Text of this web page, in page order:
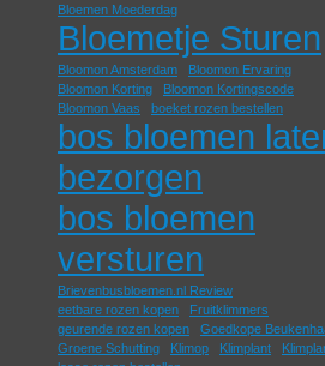
Bloemen Moederdag
Bloemetje Sturen
Bloomon Amsterdam
Bloomon Ervaring
Bloomon Korting
Bloomon Kortingscode
Bloomon Vaas
boeket rozen bestellen
bos bloemen
bezorgen
bos bloemen
versturen
Brievenbusbloemen.nl Review
eetbare rozen kopen
Fruitklimmers
geurende rozen kopen
Goedkope
Groene Schutting
Klimop Klimplant